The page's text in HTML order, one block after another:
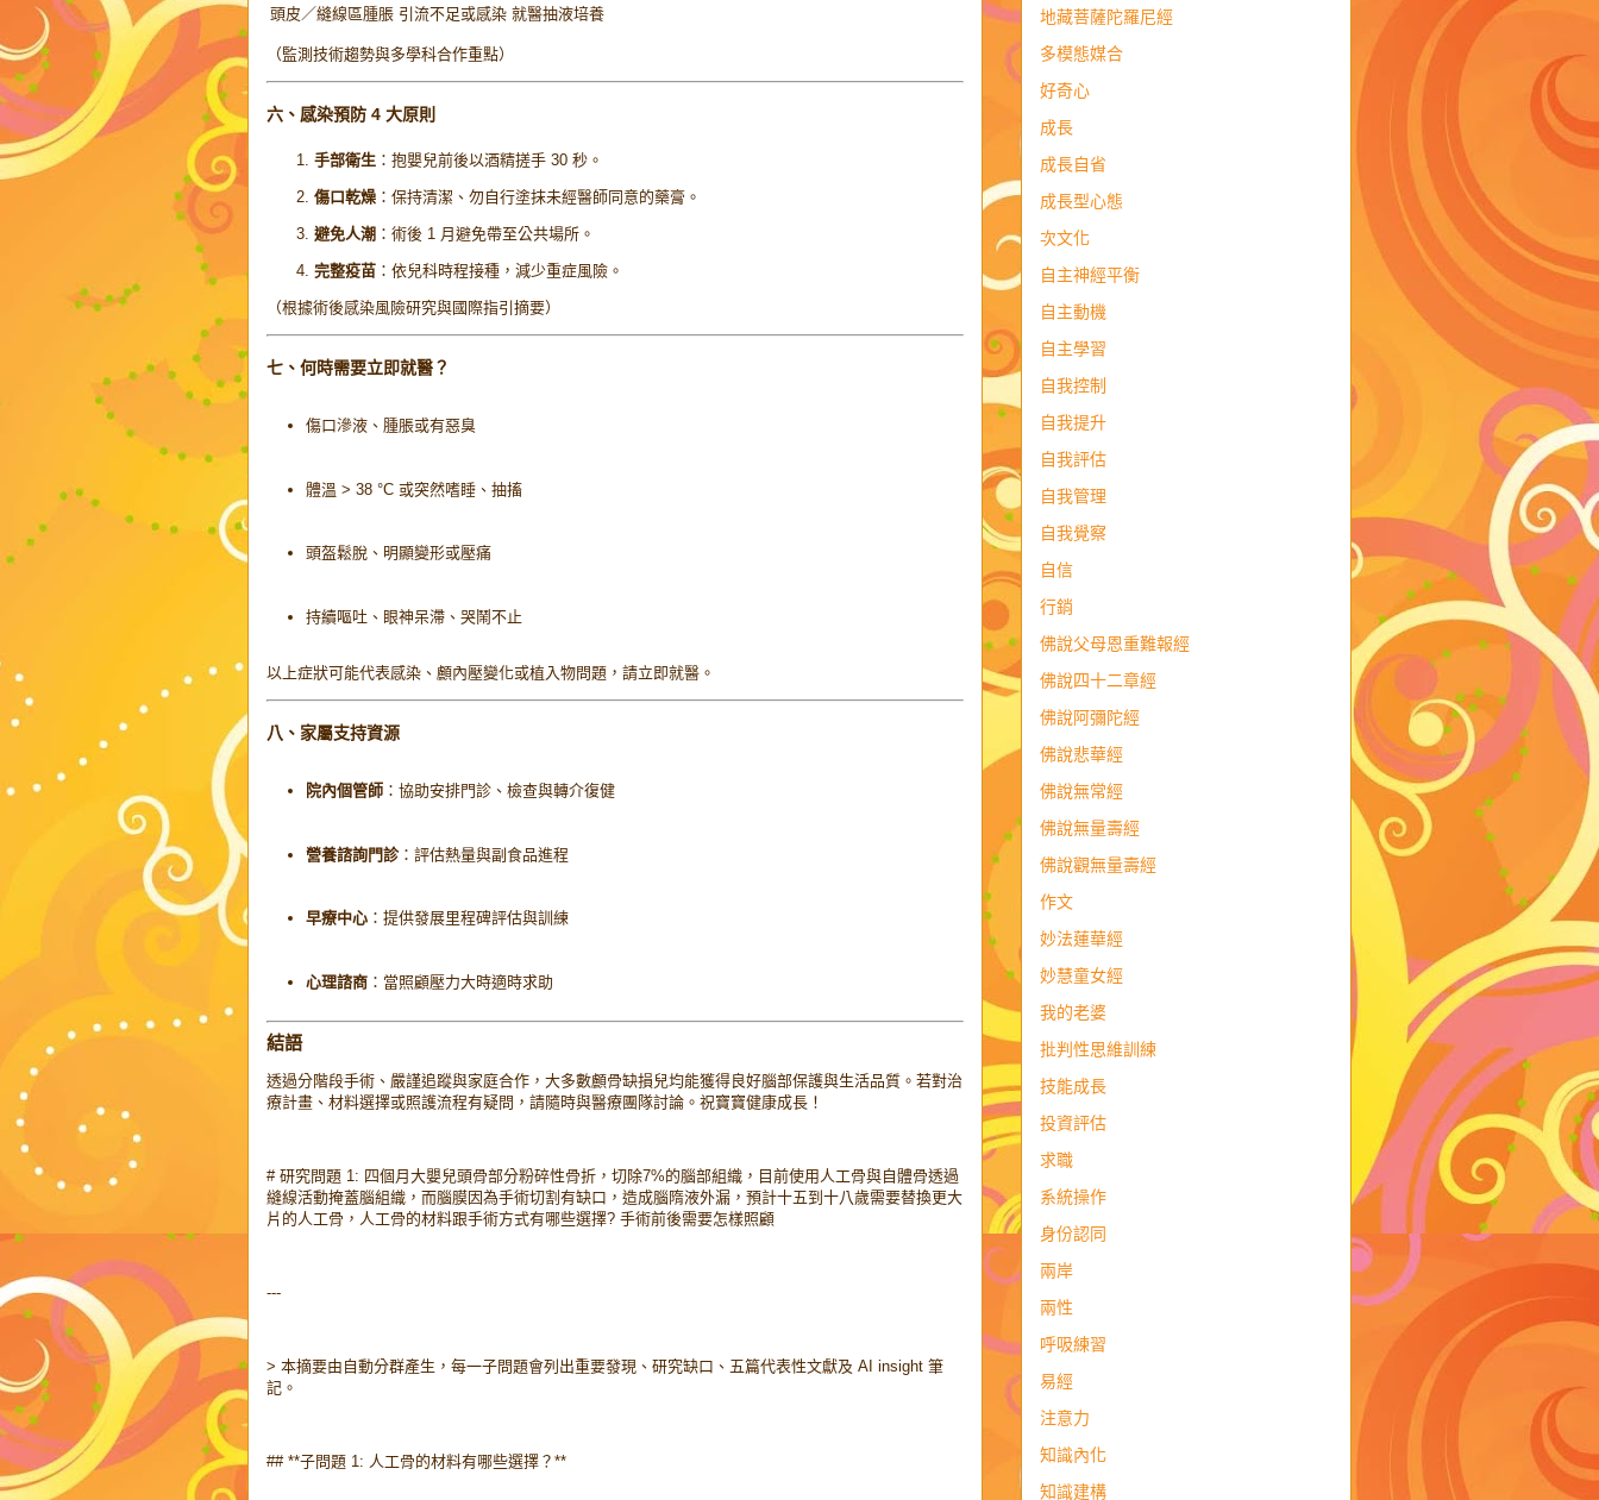
頭皮／縫線區腫脹 引流不足或感染 就醫抽液培養
（監測技術趨勢與多學科合作重點）
六、感染預防 4 大原則
手部衛生 ：抱嬰兒前後以酒精搓手 30 秒。
傷口乾燥 ：保持清潔、勿自行塗抹未經醫師同意的藥膏。
避免人潮 ：術後 1 月避免帶至公共場所。
完整疫苗 ：依兒科時程接種，減少重症風險。
（根據術後感染風險研究與國際指引摘要）
七、何時需要立即就醫？
傷口滲液、腫脹或有惡臭
體溫 > 38 °C 或突然嗜睡、抽搐
頭盔鬆脫、明顯變形或壓痛
持續嘔吐、眼神呆滯、哭鬧不止
以上症狀可能代表感染、顱內壓變化或植入物問題，請立即就醫。
八、家屬支持資源
院內個管師：協助安排門診、檢查與轉介復健
營養諮詢門診：評估熱量與副食品進程
早療中心：提供發展里程碑評估與訓練
心理諮商：當照顧壓力大時適時求助
結語
透過分階段手術、嚴謹追蹤與家庭合作，大多數顱骨缺損兒均能獲得良好腦部保護與生活品質。若對治
療計畫、材料選擇或照護流程有疑問，請隨時與醫療團隊討論。祝寶寶健康成長！
# 研究問題 1: 四個月大嬰兒頭骨部分粉碎性骨折，切除7%的腦部組織，目前使用人工骨與自體骨透過
縫線活動掩蓋腦組織，而腦膜因為手術切割有缺口，造成腦隋液外漏，預計十五到十八歲需要替換更大
片的人工骨，人工骨的材料跟手術方式有哪些選擇? 手術前後需要怎樣照顧
---
> 本摘要由自動分群產生，每一子問題會列出重要發現、研究缺口、五篇代表性文獻及 AI insight 筆
記。
## **子問題 1: 人工骨的材料有哪些選擇？**
地藏菩薩陀羅尼經
多模態媒合
好奇心
成長
成長自省
成長型心態
次文化
自主神經平衡
自主動機
自主學習
自我控制
自我提升
自我評估
自我管理
自我覺察
自信
行銷
佛說父母恩重難報經
佛說四十二章經
佛說阿彌陀經
佛說悲華經
佛說無常經
佛說無量壽經
佛說觀無量壽經
作文
妙法蓮華經
妙慧童女經
我的老婆
批判性思維訓練
技能成長
投資評估
求職
系統操作
身份認同
兩岸
兩性
呼吸練習
易經
注意力
知識內化
知識建構